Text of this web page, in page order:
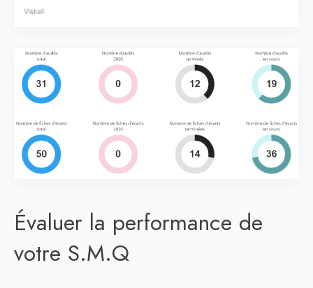
Évaluer la performance de
votre S.M.Q